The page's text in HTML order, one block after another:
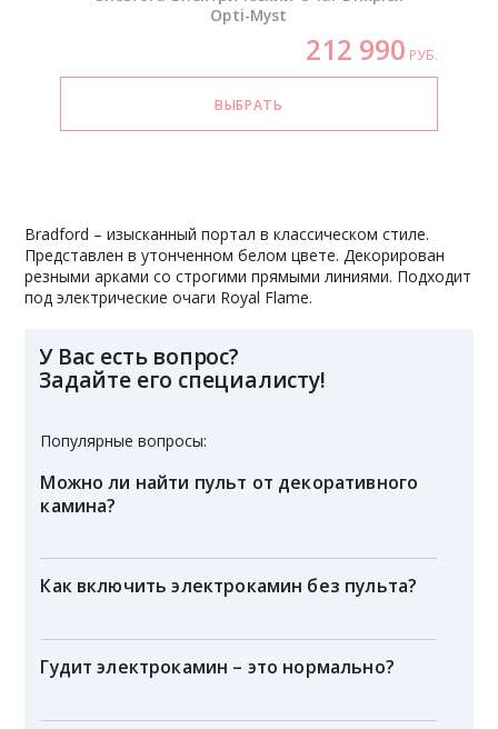
Opti-Myst
212 990 РУБ.
Bradford – изысканный портал в классическом стиле.
Представлен в утонченном белом цвете. Декорирован
резными арками со строгими прямыми линиями. Подходит
под электрические очаги Royal Flame.
У Вас есть вопрос?
Задайте его специалисту!
Популярные вопросы:
Можно ли найти пульт от декоративного
камина?
Как включить электрокамин без пульта?
Гудит электрокамин – это нормально?